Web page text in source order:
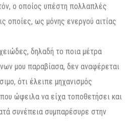
ο οποίος υπέστη πολλαπλές
οποίες, ως μόνης ενεργού αιτίας
δηλαδή το ποια μέτρα
μου παραβίασα, δεν αναφέρεται
ότι έλειπε μηχανισμός
ώφειλα να είχα τοποθετήσει και
συνέπεια συμπαρέσυρε στην